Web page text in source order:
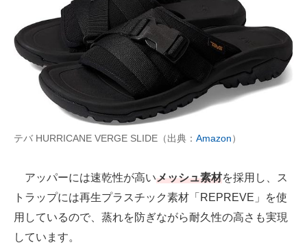
テバ HURRICANE VERGE SLIDE（出典： Amazon）
アッパーには速乾性が高いメッシュ素材を採用し、ス
トラップには再生プラスチック素材「REPREVE」を使
用しているので、蒸れを防ぎながら耐久性の高さも実現
しています。